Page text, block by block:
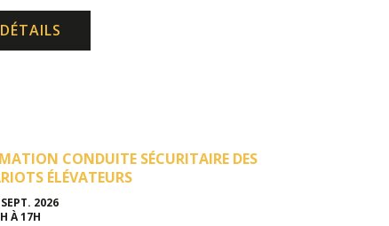
DÉTAILS
CONDUITE SÉCURITAIRE DES
ÉLÉVATEURS
2026
À 17H